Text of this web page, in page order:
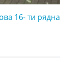
16- ти рядна